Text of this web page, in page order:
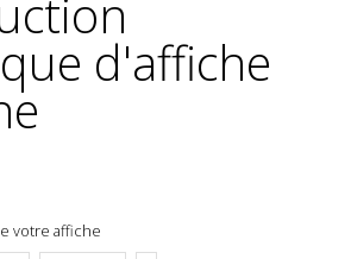
d'affiche
votre affiche